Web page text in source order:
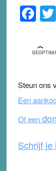
Primary
Sidebar
F
a
c
e
b
o
o
k
Steun ons
Een
Of een
Schrijf je